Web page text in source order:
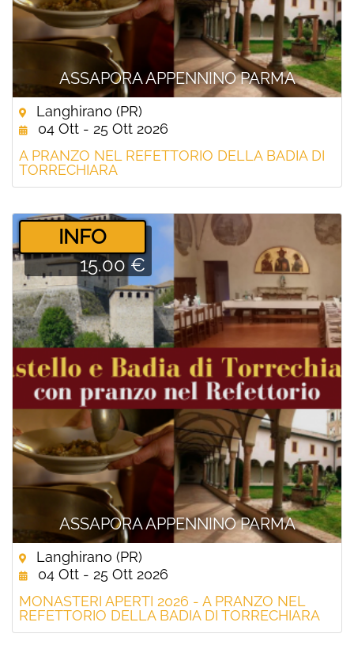
ASSAPORA APPENNINO PARMA
Langhirano (PR)
04 Ott - 25 Ott 2026
A PRANZO NEL REFETTORIO DELLA BADIA DI
TORRECHIARA
ASSAPORA APPENNINO PARMA
­INFO
15.00 €
Langhirano (PR)
04 Ott - 25 Ott 2026
MONASTERI APERTI 2026 - A PRANZO NEL
REFETTORIO DELLA BADIA DI TORRECHIARA